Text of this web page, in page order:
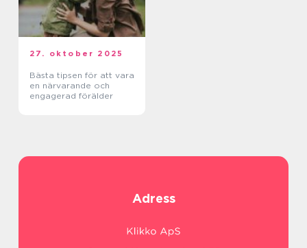
27. oktober 2025
Bästa tipsen för att vara
en närvarande och
engagerad förälder
Adress